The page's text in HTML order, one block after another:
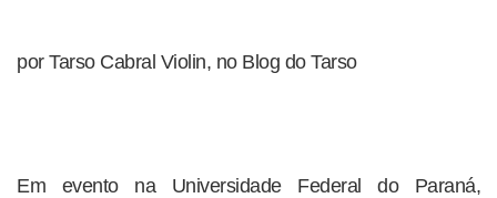
por Tarso Cabral Violin, no Blog do Tarso
Em evento na Universidade Federal do Paraná,